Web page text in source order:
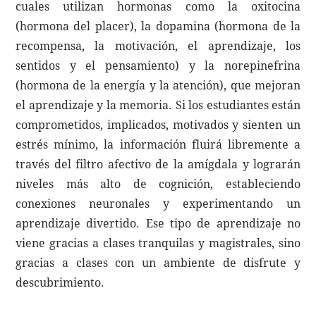
cuales utilizan hormonas como la oxitocina
(hormona del placer), la dopamina (hormona de la
recompensa, la motivación, el aprendizaje, los
sentidos y el pensamiento) y la norepinefrina
(hormona de la energía y la atención), que mejoran
el aprendizaje y la memoria. Si los estudiantes están
comprometidos, implicados, motivados y sienten un
estrés mínimo, la información fluirá libremente a
través del filtro afectivo de la amígdala y lograrán
niveles más alto de cognición, estableciendo
conexiones neuronales y experimentando un
aprendizaje divertido. Ese tipo de aprendizaje no
viene gracias a clases tranquilas y magistrales, sino
gracias a clases con un ambiente de disfrute y
descubrimiento.